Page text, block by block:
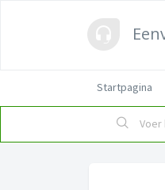
Startpagina